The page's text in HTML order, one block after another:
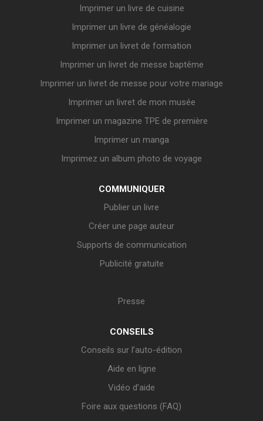
Imprimer un livre de cuisine
Imprimer un livre de généalogie
Imprimer un livret de formation
Imprimer un livret de messe baptême
Imprimer un livret de messe pour votre mariage
Imprimer un livret de mon musée
Imprimer un magazine TPE de première
Imprimer un manga
Imprimez un album photo de voyage
COMMUNIQUER
Publier un livre
Créer une page auteur
Supports de communication
Publicité gratuite
Presse
CONSEILS
Conseils sur l’auto-édition
Aide en ligne
Vidéo d’aide
Foire aux questions (FAQ)